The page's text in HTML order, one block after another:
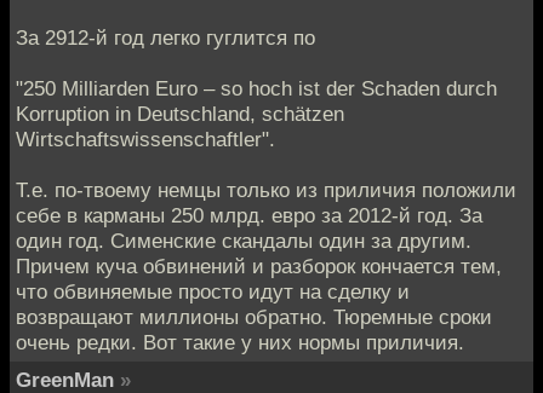
За 2912-й год легко гуглится по
"250 Milliarden Euro – so hoch ist der Schaden durch
Korruption in Deutschland, schätzen
Wirtschaftswissenschaftler".
Т.е. по-твоему немцы только из приличия положили
себе в карманы 250 млрд. евро за 2012-й год. За
один год. Сименские скандалы один за другим.
Причем куча обвинений и разборок кончается тем,
что обвиняемые просто идут на сделку и
возвращают миллионы обратно. Тюремные сроки
очень редки. Вот такие у них нормы приличия.
GreenMan »